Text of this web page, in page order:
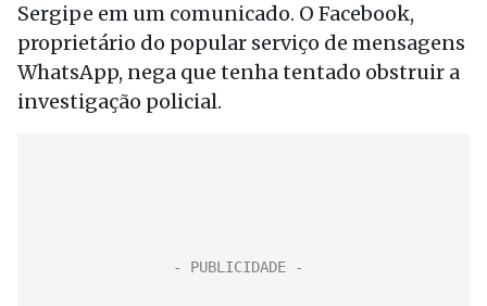
Sergipe em um comunicado. O Facebook,
proprietário do popular serviço de mensagens
WhatsApp, nega que tenha tentado obstruir a
investigação policial.